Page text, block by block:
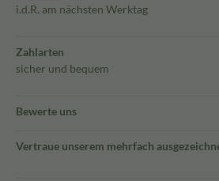
i.d.R. am nächsten Werktag
Zahlarten
sicher und bequem
Bewerte uns
Vertraue unserem mehrfach